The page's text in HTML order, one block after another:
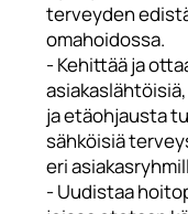
terveyden
omahoidossa.
- Kehittää ja
ja etäohjausta
sähköisiä
eri
- Uudistaa